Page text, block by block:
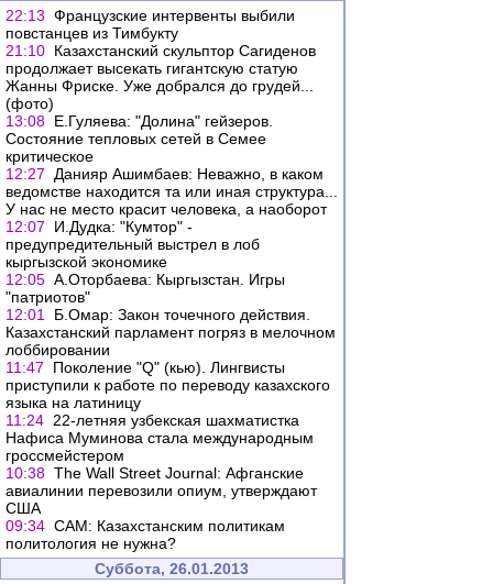
22:13 Французские интервенты выбили
повстанцев из Тимбукту
21:10 Казахстанский скульптор Сагиденов
продолжает высекать гигантскую статую
Жанны Фриске. Уже добрался до грудей...
(фото)
13:08 Е.Гуляева: "Долина" гейзеров.
Состояние тепловых сетей в Семее
критическое
12:27
Данияр Ашимбаев: Неважно, в каком
ведомстве находится та или иная структура...
У нас не место красит человека, а наоборот
12:07
И.Дудка: "Кумтор" -
предупредительный выстрел в лоб
кыргызской экономике
12:05 А.Оторбаева: Кыргызстан. Игры
"патриотов"
12:01
Б.Омар: Закон точечного действия.
Казахстанский парламент погряз в мелочном
лоббировании
11:47
Поколение "Q" (кью). Лингвисты
приступили к работе по переводу казахского
языка на латиницу
11:24 22-летняя узбекская шахматистка
Нафиса Муминова стала международным
гроссмейстером
10:38 The Wall Street Journal: Афганские
авиалинии перевозили опиум, утверждают
США
09:34 CAM: Казахстанским политикам
политология не нужна?
Суббота, 26.01.2013